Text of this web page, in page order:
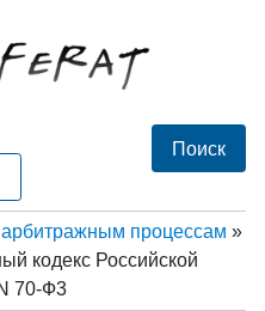
процессам »
кодекс Российской
70-Ф3